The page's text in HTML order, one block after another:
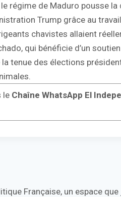
régime de Maduro pousse la
Trump grâce au
chavistes allaient
qui bénéficie d’un
tenue des élections
le Chaîne WhatsApp El
Française, un espace